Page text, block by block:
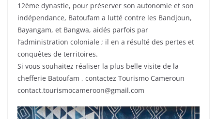
12ème dynastie, pour préserver son autonomie et son
indépendance, Batoufam a lutté contre les Bandjoun,
Bayangam, et Bangwa, aidés parfois par
l’administration coloniale ; il en a résulté des pertes et
conquêtes de territoires.
Si vous souhaitez réaliser la plus belle visite de la
chefferie Batoufam , contactez Tourismo Cameroun
contact.tourismocameroon@gmail.com